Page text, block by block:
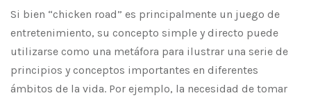
Si bien “chicken road” es principalmente un juego de
entretenimiento, su concepto simple y directo puede
utilizarse como una metáfora para ilustrar una serie de
principios y conceptos importantes en diferentes
ámbitos de la vida. Por ejemplo, la necesidad de tomar